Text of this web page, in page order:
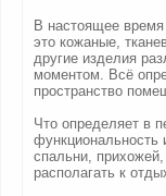
В настоящее
это кожаные,
другие изделия
моментом. Всё
пространство
Что определяет в
функциональность
спальни,
располагать к